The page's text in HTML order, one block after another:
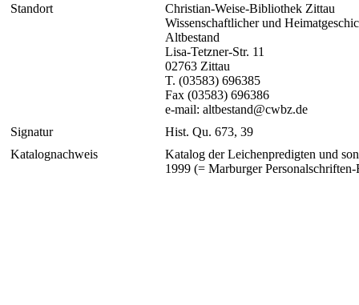
Standort
Christian-Weise-Bibliothek Zittau
Wissenschaftlicher und
Altbestand
Lisa-Tetzner-Str. 11
02763 Zittau
T. (03583) 696385
Fax (03583) 696386
e-mail: altbestand@cwbz.de
Signatur
Hist. Qu. 673, 39
Katalognachweis
Katalog der Leichenpredigten und
1999 (= Marburger